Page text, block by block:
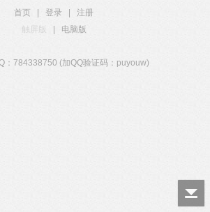
首页 登录
注册
触屏版
电脑版
：784338750 (加QQ验证码：puyouw)